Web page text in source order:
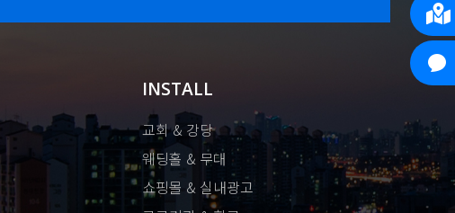
INSTALL
교회 & 강당
웨딩홀 & 무대
쇼핑몰 & 실내광고